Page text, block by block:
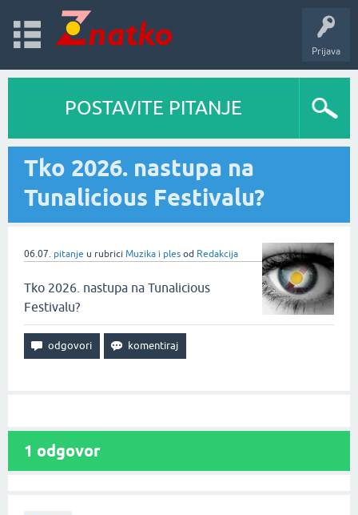
Prijava
POSTAVITE PITANJE
Tko 2026. nastupa na
Tunalicious Festivalu?
06.07. pitanje u rubrici Muzika i ples od Redakcija
Tko 2026. nastupa na Tunalicious
Festivalu?
1 odgovor